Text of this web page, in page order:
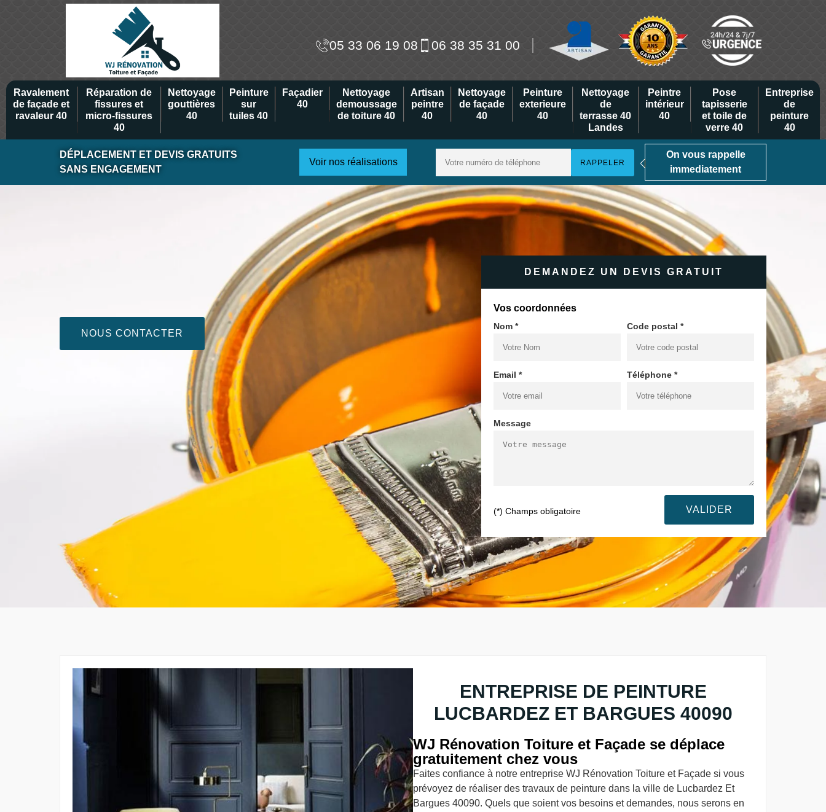
05 33 06 19 08 06 38 35 31 00
Ravalement
de façade et
ravaleur 40
Réparation de
fissures et
micro-fissures
40
Nettoyage
gouttières
40
Peinture
sur
tuiles 40
Façadier
40
Nettoyage
demoussage
de toiture 40
Artisan
peintre
40
Nettoyage
de façade
40
Peinture
exterieure
40
Nettoyage
de
terrasse 40
Landes
Peintre
intérieur
40
Pose
tapisserie
et toile de
verre 40
Entreprise
de
peinture
40
DÉPLACEMENT ET DEVIS GRATUITS
SANS ENGAGEMENT
Voir nos réalisations
On vous rappelle
immediatement
NOUS CONTACTER
DEMANDEZ UN DEVIS GRATUIT
Vos coordonnées
Nom * Code postal *
Email * Téléphone *
Message
(*) Champs obligatoire
ENTREPRISE DE PEINTURE
LUCBARDEZ ET BARGUES 40090
WJ Rénovation Toiture et Façade se déplace
gratuitement chez vous
Faites confiance à notre entreprise WJ Rénovation Toiture et Façade si vous
prévoyez de réaliser des travaux de peinture dans la ville de Lucbardez Et
Bargues 40090. Quels que soient vos besoins et demandes, nous serons en